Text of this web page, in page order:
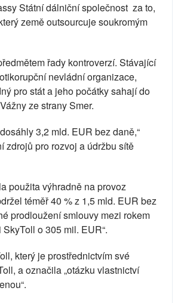
Státní dálniční společnost za to,
země outsourcuje soukromým
řady kontroverzí. Stávající
nevládní organizace,
pro stát a jeho počátky sahají do
ze strany Smer.
3,2 mld. EUR bez daně,“
zdrojů pro rozvoj a údržbu sítě
použita výhradně na provoz
téměř 40 % z 1,5 mld. EUR bez
prodloužení smlouvy mezi rokem
o 305 mil. EUR“.
který je prostřednictvím své
a označila „otázku vlastnictví